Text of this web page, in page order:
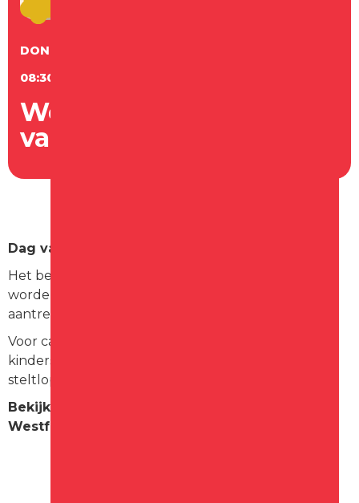
DONDERDAG
08:30 - 15:00 UUR
Westfriese Markt - Dag
van het Kind
Dag van het kind en oude voertuigen
Het belooft weer een prachtige gezellige dag te
worden voor jong en oud. Voor alle mensen zijn
aantrekkelijke activiteiten gevonden.
Voor café ‘De Posthoorn’ worden ouderwetse
kinderspelen georganiseerd, zoals: hoepelen,
steltlopen, tollen enzovoort.
Bekijk programma op de website van de
Westfriese Folklore